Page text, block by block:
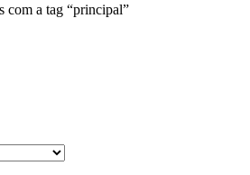
com a tag “principal”